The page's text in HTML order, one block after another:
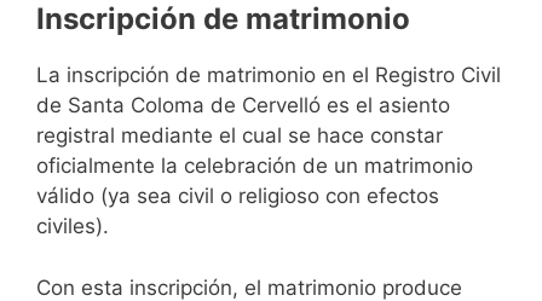
Inscripción de matrimonio
La inscripción de matrimonio en el Registro Civil
de Santa Coloma de Cervelló es el asiento
registral mediante el cual se hace constar
oficialmente la celebración de un matrimonio
válido (ya sea civil o religioso con efectos
civiles).
Con esta inscripción, el matrimonio produce